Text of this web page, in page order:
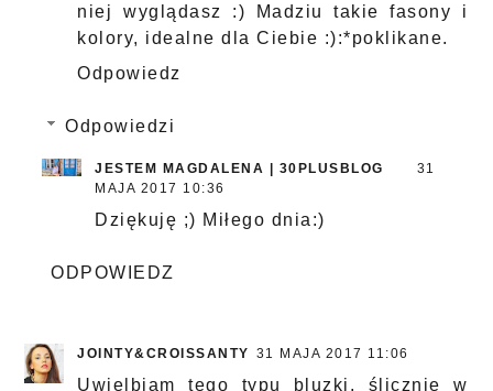
niej wyglądasz :) Madziu takie fasony i
kolory, idealne dla Ciebie :):*poklikane.
Odpowiedz
Odpowiedzi
JESTEM MAGDALENA | 30PLUSBLOG
31
MAJA 2017 10:36
Dziękuję ;) Miłego dnia:)
ODPOWIEDZ
JOINTY&CROISSANTY 31 MAJA 2017 11:06
Uwielbiam tego typu bluzki, ślicznie w